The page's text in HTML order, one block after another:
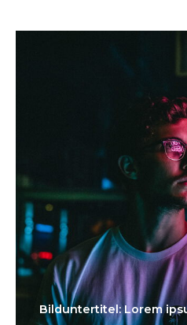
Bilduntertitel: Lorem